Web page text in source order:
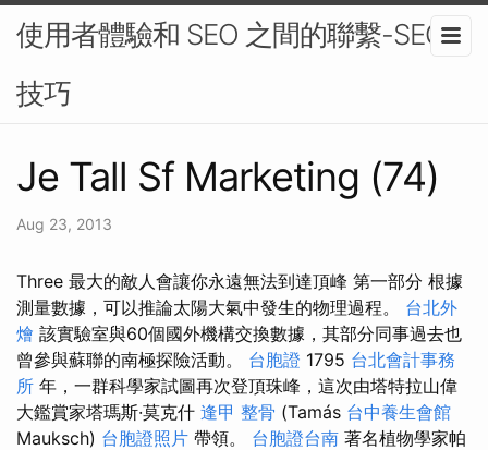
使用者體驗和 SEO 之間的聯繫-SEO
技巧
Je Tall Sf Marketing (74)
Aug 23, 2013
Three 最大的敵人會讓你永遠無法到達頂峰 第一部分 根據
測量數據，可以推論太陽大氣中發生的物理過程。 台北外
燴 該實驗室與60個國外機構交換數據，其部分同事過去也
曾參與蘇聯的南極探險活動。 台胞證 1795 台北會計事務
所 年，一群科學家試圖再次登頂珠峰，這次由塔特拉山偉
大鑑賞家塔瑪斯·莫克什 逢甲 整骨 (Tamás 台中養生會館
Mauksch) 台胞證照片 帶領。 台胞證台南 著名植物學家帕